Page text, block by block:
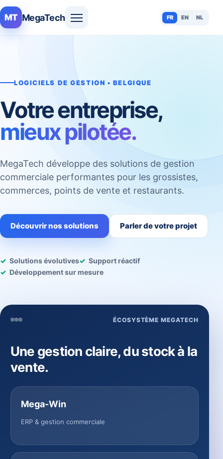
MT MegaTech FR EN NL
LOGICIELS DE GESTION • BELGIQUE
Votre entreprise,
mieux pilotée.
MegaTech développe des solutions de gestion
commerciale performantes pour les grossistes,
commerces, points de vente et restaurants.
Découvrir nos solutions Parler de votre projet
Solutions évolutives
Support réactif
Développement sur mesure
ÉCOSYSTÈME MEGATECH
Une gestion claire, du stock à la
vente.
Mega-Win
ERP & gestion commerciale